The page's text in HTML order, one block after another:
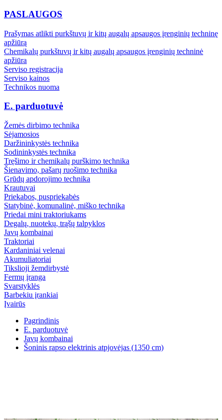
PASLAUGOS
Prašymas atlikti purkštuvų ir kitų augalų apsaugos įrenginių techninę
apžiūrą
Chemikalų purkštuvų ir kitų augalų apsaugos įrenginių techninė
apžiūra
Serviso registracija
Serviso kainos
Technikos nuoma
E. parduotuvė
Žemės dirbimo technika
Sėjamosios
Daržininkystės technika
Sodininkystės technika
Tręšimo ir chemikalų purškimo technika
Šienavimo, pašarų ruošimo technika
Grūdų apdorojimo technika
Krautuvai
Priekabos, puspriekabės
Statybinė, komunalinė, miško technika
Priedai mini traktoriukams
Degalų, nuotekų, trąšų talpyklos
Javų kombainai
Traktoriai
Kardaniniai velenai
Akumuliatoriai
Tikslioji žemdirbystė
Fermų įranga
Svarstyklės
Barbekiu įrankiai
Įvairūs
Pagrindinis
E. parduotuvė
Javų kombainai
Šoninis rapso elektrinis atpjovėjas (1350 cm)